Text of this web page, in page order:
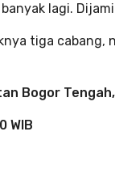
lagi.
tiga cabang,
Bogor
WIB